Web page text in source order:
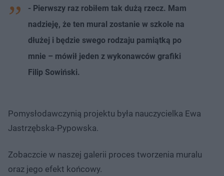
- Pierwszy raz robiłem tak dużą rzecz. Mam
nadzieję, że ten mural zostanie w szkole na
dłużej i będzie swego rodzaju pamiątką po
mnie – mówił jeden z wykonawców grafiki
Filip Sowiński.
Pomysłodawczynią projektu była nauczycielka Ewa
Jastrzębska-Pypowska.
Zobaczcie w naszej galerii proces tworzenia muralu
oraz jego efekt końcowy.